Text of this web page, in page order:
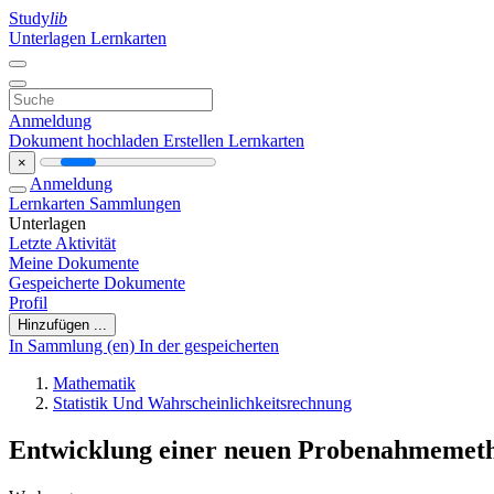
Studylib
Unterlagen Lernkarten
Anmeldung
Dokument hochladen Erstellen Lernkarten
×
Anmeldung
Lernkarten Sammlungen
Unterlagen
Letzte Aktivität
Meine Dokumente
Gespeicherte Dokumente
Profil
Hinzufügen ...
In Sammlung (en) In der gespeicherten
Mathematik
Statistik Und Wahrscheinlichkeitsrechnung
Entwicklung einer neuen